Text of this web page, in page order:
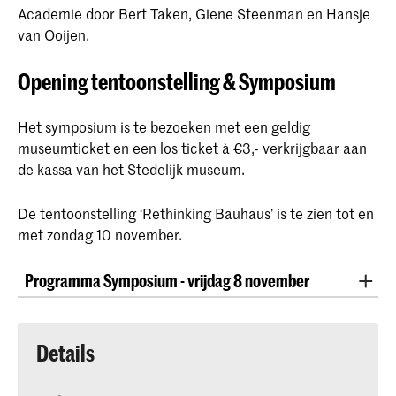
Academie door Bert Taken, Giene Steenman en Hansje
van Ooijen.
Opening tentoonstelling & Symposium
Het symposium is te bezoeken met een geldig
museumticket en een los ticket à €3,- verkrijgbaar aan
de kassa van het Stedelijk museum.
De tentoonstelling ‘Rethinking Bauhaus’ is te zien tot en
met zondag 10 november.
Programma Symposium - vrijdag 8 november
Mogelijkheid tot bekijken van presentaties van de
Details